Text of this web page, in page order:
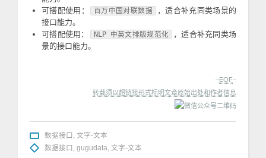
可搭配使用：
百万中国对联数据
，适合补充同类场景的
接口能力。
可搭配使用：
NLP 中英文排版规范化
，适合补充同类场
景的接口能力。
–EOF–
转载须以超链接形式标明文章原始出处和作者信息
数据接口 文字-文本
数据接口 gugudata 文字-文本